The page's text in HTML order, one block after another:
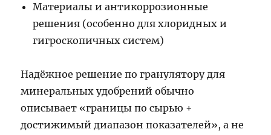
Материалы и антикоррозионные
решения (особенно для хлоридных и
гигроскопичных систем)
Надёжное решение по гранулятору для
минеральных удобрений обычно
описывает «границы по сырью +
достижимый диапазон показателей», а не